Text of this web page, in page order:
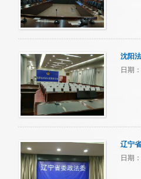
沈阳
日期
辽宁
日期